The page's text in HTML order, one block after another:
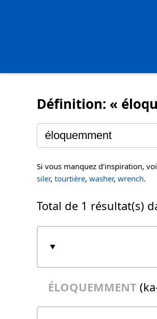
Définition: «
Si vous manquez d'inspiration,
siler, tourtière, washer, wrench.
Total de 1 résultat(s)
ÉLOQUEMMENT